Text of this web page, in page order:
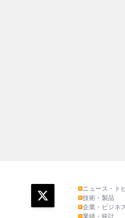
▶ニュース・ト
▶技術・製品
▶企業・ビジネ
▶業績・統計